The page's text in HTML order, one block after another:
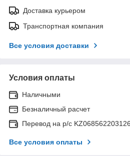
Доставка курьером
Транспортная компания
Все условия доставки
Условия оплаты
Наличными
Безналичный расчет
Перевод на р/с
Все условия оплаты